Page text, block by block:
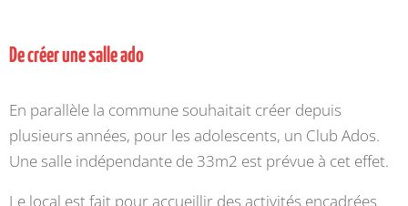
De créer une salle ado
En parallèle la commune souhaitait créer depuis
plusieurs années, pour les adolescents, un Club Ados.
Une salle indépendante de 33m2 est prévue à cet effet.
Le local est fait pour accueillir des activités encadrées